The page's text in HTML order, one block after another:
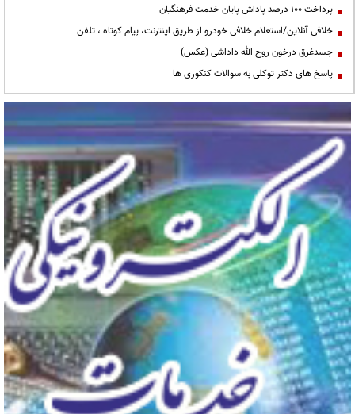
پرداخت ۱۰۰ درصد پاداش پایان خدمت فرهنگیان
خلافی آنلاین/استعلام خلافی خودرو از طریق اینترنت، پیام کوتاه ، تلفن
جسدغرق درخون روح الله داداشی (عکس)
پاسخ های دکتر توکلی به سوالات کنکوری ها